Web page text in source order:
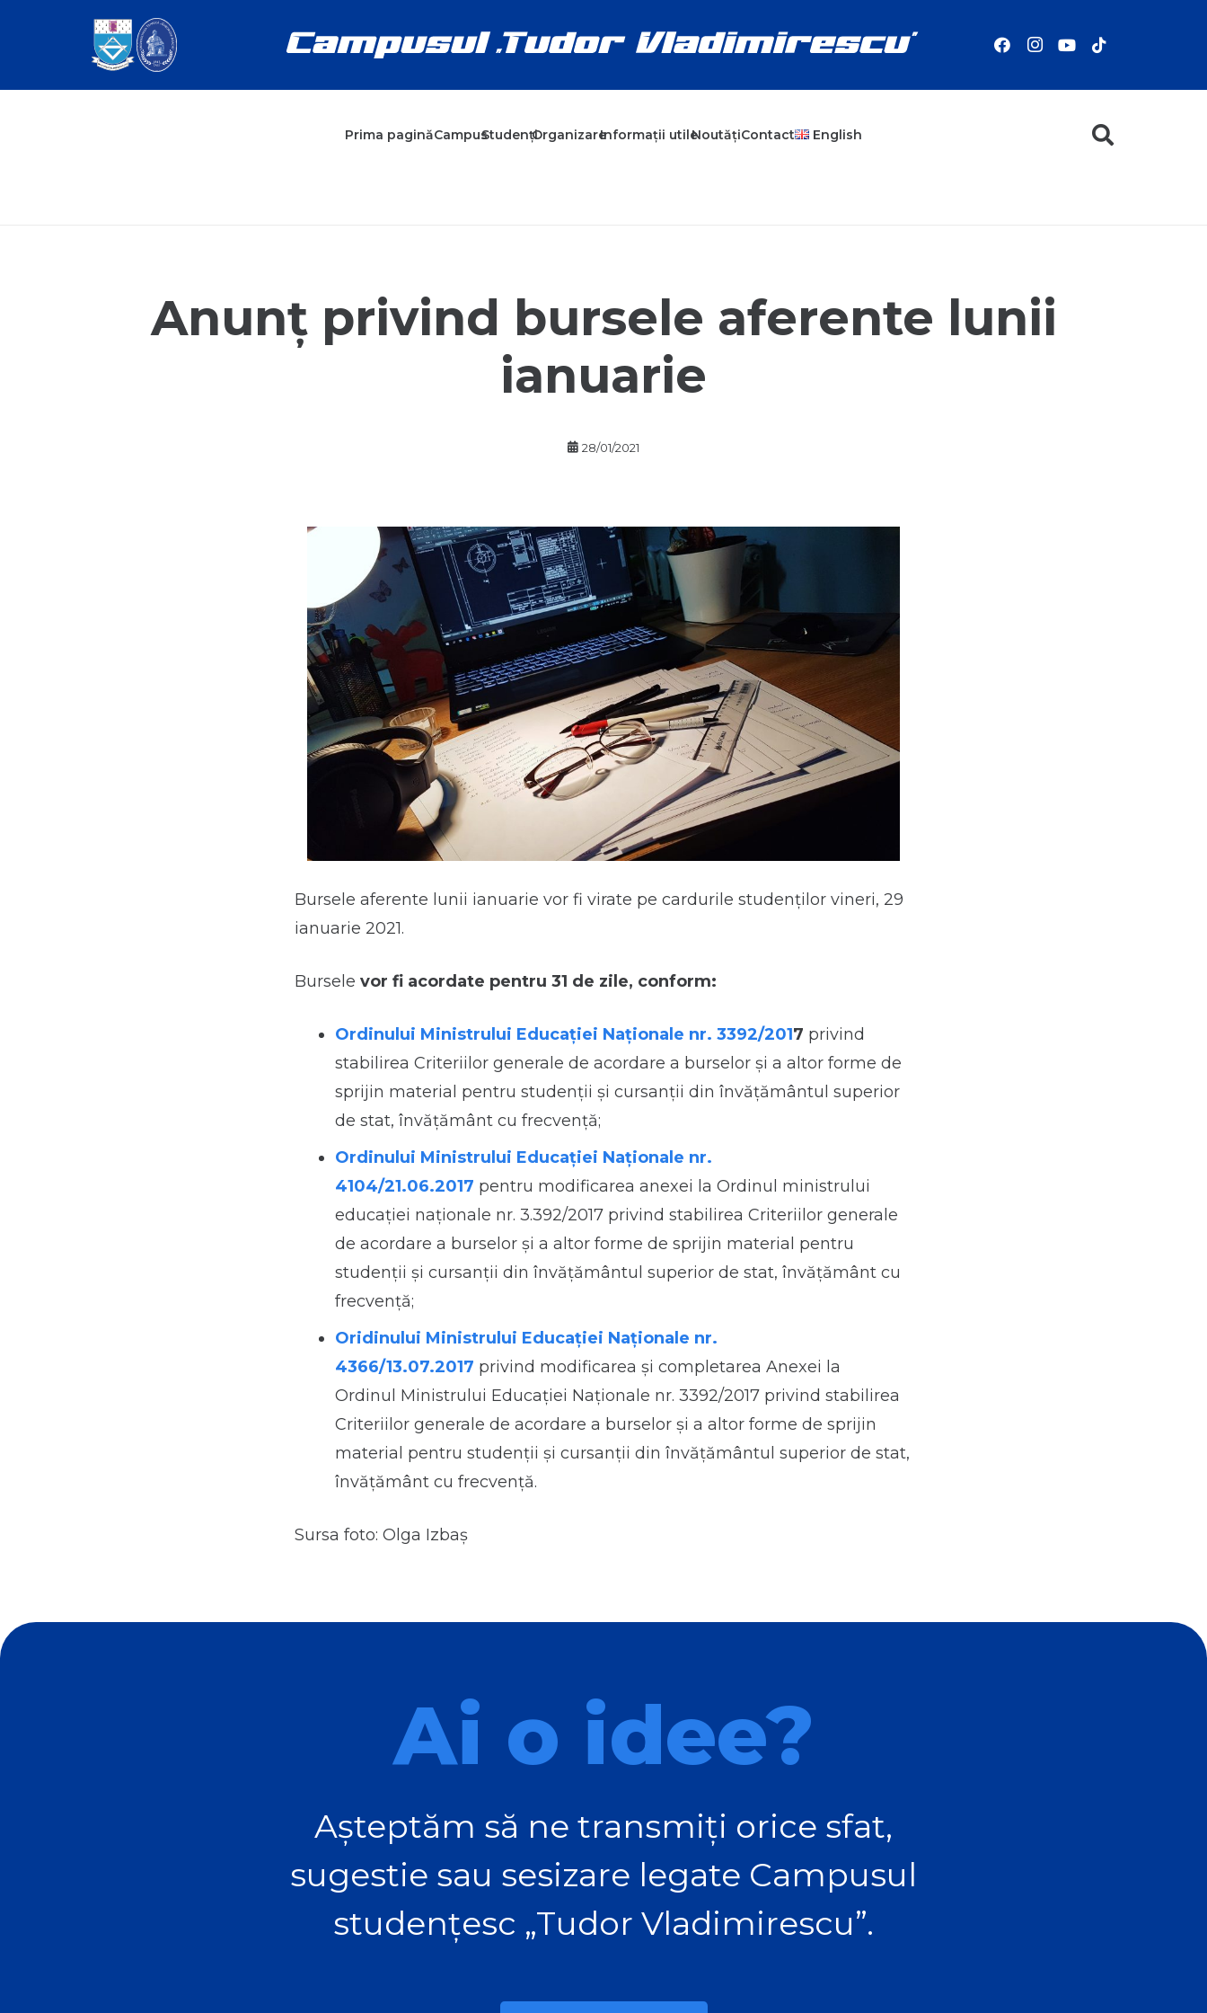
Prima paginăCampusStudențiOrganizareInformații utileNoutățiContact English
Anunț privind bursele aferente lunii
ianuarie
28/01/2021
Bursele aferente lunii ianuarie vor fi virate pe cardurile studenților vineri, 29
ianuarie 2021.
Bursele vor fi acordate pentru 31 de zile, conform:
Ordinului Ministrului Educației Naționale nr. 3392/2017 privind
stabilirea Criteriilor generale de acordare a burselor şi a altor forme de
sprijin material pentru studenţii şi cursanţii din învăţământul superior
de stat, învăţământ cu frecvenţă;
Ordinului Ministrului Educației Naționale nr.
4104/21.06.2017 pentru modificarea anexei la Ordinul ministrului
educaţiei naţionale nr. 3.392/2017 privind stabilirea Criteriilor generale
de acordare a burselor şi a altor forme de sprijin material pentru
studenţii şi cursanţii din învăţământul superior de stat, învăţământ cu
frecvenţă;
Oridinului Ministrului Educației Naționale nr.
4366/13.07.2017 privind modificarea și completarea Anexei la
Ordinul Ministrului Educației Naționale nr. 3392/2017 privind stabilirea
Criteriilor generale de acordare a burselor şi a altor forme de sprijin
material pentru studenţii şi cursanţii din învăţământul superior de stat,
învăţământ cu frecvenţă.
Sursa foto: Olga Izbaș
Ai o idee?
Așteptăm să ne transmiți orice sfat,
sugestie sau sesizare legate Campusul
studențesc „Tudor Vladimirescu”.